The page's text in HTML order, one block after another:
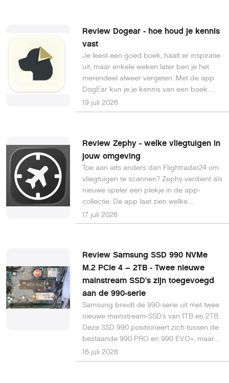
hersteloptie, verbeteringen voor Windows
Update, Bluetooth en Verkenner.
Review Dogear - hoe houd je kennis
vast
Je leest een goed boek, haalt er inspiratie
uit, maar enkele weken later ben je het
merendeel alweer vergeten. Met de app
DogEar kun je je kennis van een boek
beter ‘vasthouden’ en eventueel op
langere termijn toepassen.
19 juli 2026
Review Zephy - welke vliegtuigen in
jouw omgeving
Toe aan iets anders dan Flightradar24 om
vliegtuigen te scannen? Zephy verdient als
nieuwe speler een plekje in de app-
collectie. De app laat zien welke
vliegtuigen in je directe omgeving vliegen.
Je kunt hiermee zien welke toestellen
17 juli 2026
Review Samsung SSD 990 NVMe
M.2 PCIe 4 – 2TB - Twee nieuwe
mainstream SSD’s zijn toegevoegd
aan de 990-serie
Samsung breidt de 990‑serie uit met twee
nieuwe mainstream‑SSD’s van 1TB en 2TB.
Deze SSD 990 positioneert zich tussen de
bestaande 990 PRO en 990 EVO+, maar
krijgt geen toevoeging in de naam. Het is
een compacte M.2 2280‑drive zonder
16 juli 2026